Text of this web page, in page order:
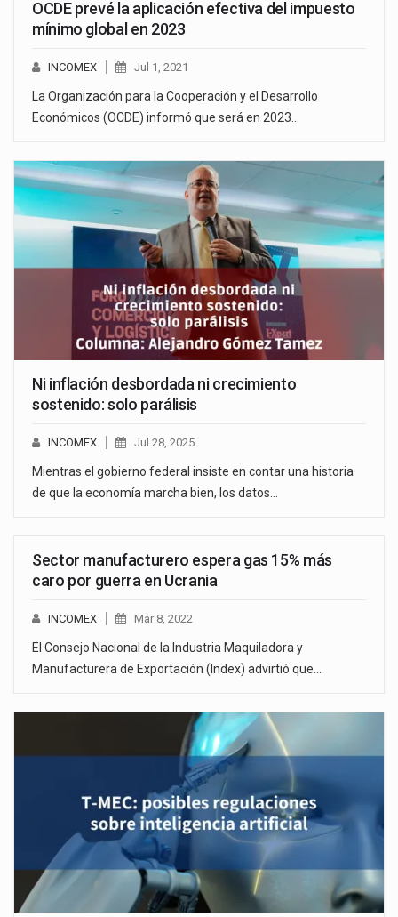
OCDE prevé la aplicación efectiva del impuesto
mínimo global en 2023
INCOMEX Jul 1, 2021
La Organización para la Cooperación y el Desarrollo
Económicos (OCDE) informó que será en 2023…
Ni inflación desbordada ni crecimiento
sostenido: solo parálisis
INCOMEX Jul 28, 2025
Mientras el gobierno federal insiste en contar una historia
de que la economía marcha bien, los datos…
Sector manufacturero espera gas 15% más
caro por guerra en Ucrania
INCOMEX Mar 8, 2022
El Consejo Nacional de la Industria Maquiladora y
Manufacturera de Exportación (Index) advirtió que…